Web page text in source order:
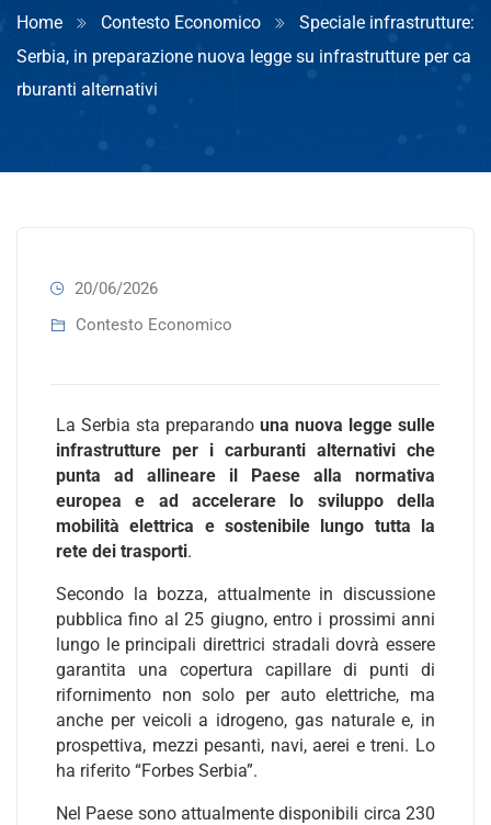
Home Contesto Economico
Speciale infrastrutture:
Serbia, in preparazione nuova legge su infrastrutture per ca
rburanti alternativi
20/06/2026
Contesto Economico
La Serbia sta preparando una nuova legge sulle
infrastrutture per i carburanti alternativi che
punta ad allineare il Paese alla normativa
europea e ad accelerare lo sviluppo della
mobilità elettrica e sostenibile lungo tutta la
rete dei trasporti.
Secondo la bozza, attualmente in discussione
pubblica fino al 25 giugno, entro i prossimi anni
lungo le principali direttrici stradali dovrà essere
garantita una copertura capillare di punti di
rifornimento non solo per auto elettriche, ma
anche per veicoli a idrogeno, gas naturale e, in
prospettiva, mezzi pesanti, navi, aerei e treni. Lo
ha riferito “Forbes Serbia”.
Nel Paese sono attualmente disponibili circa 230